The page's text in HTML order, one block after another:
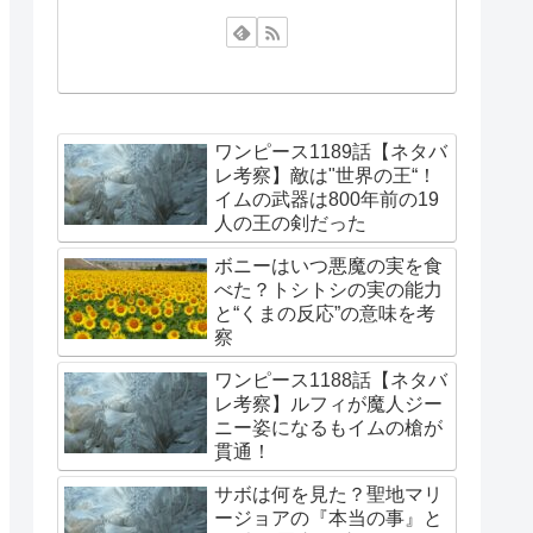
ワンピース1189話【ネタバ
レ考察】敵は"世界の王“！
イムの武器は800年前の19
人の王の剣だった
ボニーはいつ悪魔の実を食
べた？トシトシの実の能力
と“くまの反応”の意味を考
察
ワンピース1188話【ネタバ
レ考察】ルフィが魔人ジー
ニー姿になるもイムの槍が
貫通！
サボは何を見た？聖地マリ
ージョアの『本当の事』と